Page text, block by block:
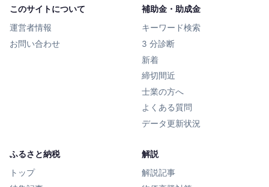
このサイトについて
運営者情報
お問い合わせ
補助金・助成金
キーワード検索
3 分診断
新着
締切間近
士業の方へ
よくある質問
データ更新状況
ふるさと納税
トップ
解説
解説記事